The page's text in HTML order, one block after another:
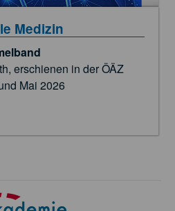
Medizin
erschienen in der ÖÄZ
Mai 2026